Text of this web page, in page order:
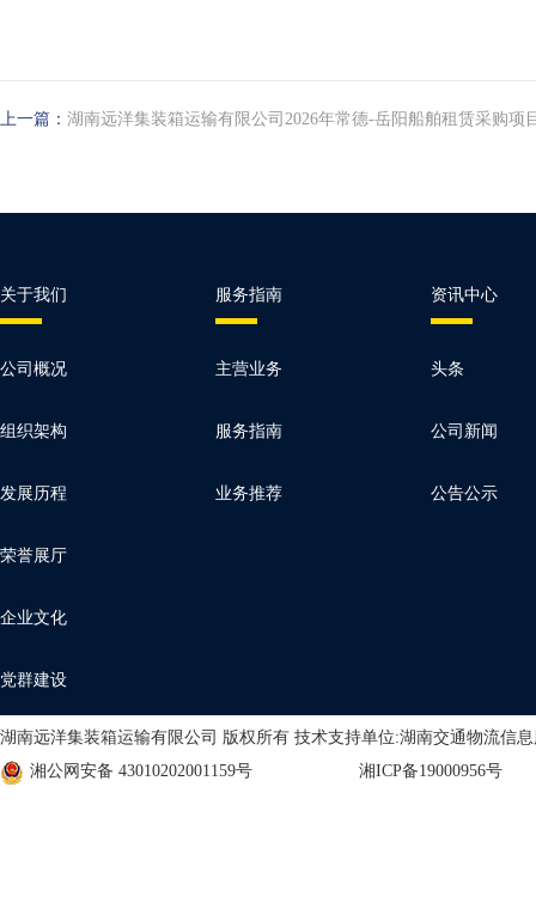
上一篇： 湖南远洋集装箱运输有限公司2026年常德-岳阳船舶租赁采购项
关于我们 服务指南 资讯中心
公司概况 主营业务 头条
组织架构 服务指南 公司新闻
发展历程 业务推荐 公告公示
荣誉展厅
企业文化
党群建设
湖南远洋集装箱运输有限公司 版权所有 技术支持单位:湖南交通物流信
湘公网安备 43010202001159号
湘ICP备19000956号